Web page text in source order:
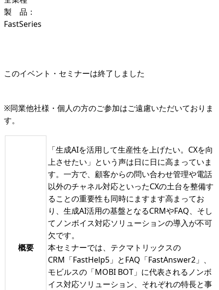
製 品：
FastSeries
このイベント・セミナーは終了しました
※同業他社様・個人の方のご参加はご遠慮いただいておりま
す。
概要
「生成AIを活用して生産性を上げたい。CXを向
上させたい」という声は日に日に高まっていま
す。一方で、顧客からの問い合わせ管理や電話
以外のチャネル対応といったCXの土台を整備す
ることの重要性も同時にますます高まってお
り、生成AI活用の基盤となるCRMやFAQ、そし
てノンボイス対応ソリューションの導入が不可
欠です。
本セミナーでは、テクマトリックスの
CRM「FastHelp5」とFAQ「FastAnswer2」、
モビルスの「MOBI BOT」に代表されるノンボ
イス対応ソリューション、それぞれの特長と事